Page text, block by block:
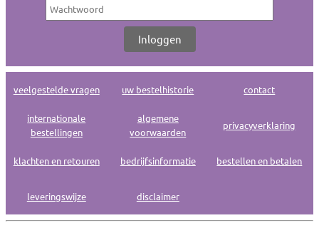
veelgestelde vragen uw bestelhistorie contact
internationale
bestellingen
algemene
voorwaarden
privacyverklaring
klachten en retouren bedrijfsinformatie bestellen en betalen
leveringswijze disclaimer